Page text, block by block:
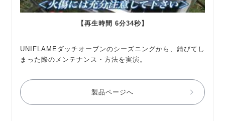
【再生時間 6分34秒】
UNIFLAMEダッチオーブンのシーズニングから、錆びてし
まった際のメンテナンス・方法を実演。
製品ページへ